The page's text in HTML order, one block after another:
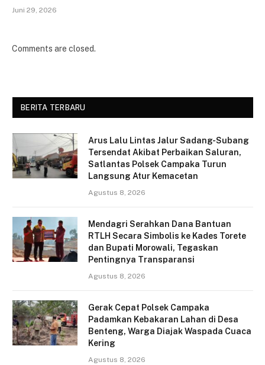
Juni 29, 2026
Comments are closed.
BERITA TERBARU
Arus Lalu Lintas Jalur Sadang-Subang
Tersendat Akibat Perbaikan Saluran,
Satlantas Polsek Campaka Turun
Langsung Atur Kemacetan
Agustus 8, 2026
Mendagri Serahkan Dana Bantuan
RTLH Secara Simbolis ke Kades Torete
dan Bupati Morowali, Tegaskan
Pentingnya Transparansi
Agustus 8, 2026
Gerak Cepat Polsek Campaka
Padamkan Kebakaran Lahan di Desa
Benteng, Warga Diajak Waspada Cuaca
Kering
Agustus 8, 2026